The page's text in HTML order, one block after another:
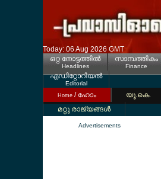
Today: 06 Aug 2026 GMT
ഒറ്റ നോട്ടത്തില്‍
Headlines
സാമ്പത്തികം
Finance
എഡിറ്റോറിയല്‍
Editorial
Home / ഹോം യൂ.കെ.
മറ്റു രാജ്യങ്ങള്‍
Advertisements